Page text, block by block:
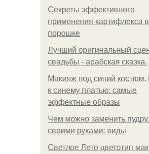
Секреты эффективного
применения картифлекса в
порошке
Лучший оригинальный
свадьбы - арабская сказка.
Макияж под синий
к синему платью: самые
эффектные образы
Чем можно заменить
своими руками: виды
Светлое Лето цветотип